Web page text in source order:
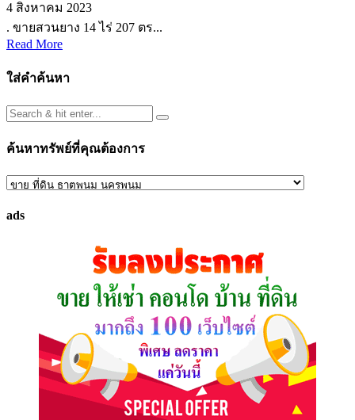
4 สิงหาคม 2023
. ขายสวนยาง 14 ไร่ 207 ตร...
Read More
ใส่คำค้นหา
ค้นหาทรัพย์ที่คุณต้องการ
ค้นหา
ที่
ads